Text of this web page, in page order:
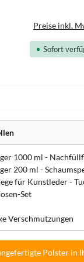
Preise inkl.
Sofort
Set
Verschmutzungen
Polster in